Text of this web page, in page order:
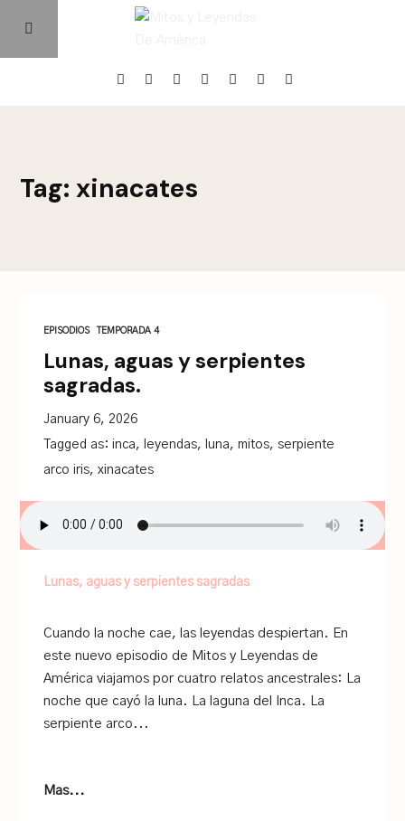
Episodios
Tag: xinacates
EPISODIOS TEMPORADA 4
Lunas, aguas y serpientes
sagradas.
January 6, 2026
Tagged as:inca, leyendas, luna,mitos,serpiente
arco iris,xinacates
Lunas, aguas y serpientes sagradas
Cuando la noche cae, las leyendas despiertan. En
este nuevo episodio de Mitos y Leyendas de
América viajamos por cuatro relatos ancestrales: La
noche que cayó la luna. La laguna del Inca. La
serpiente arco...
Mas...